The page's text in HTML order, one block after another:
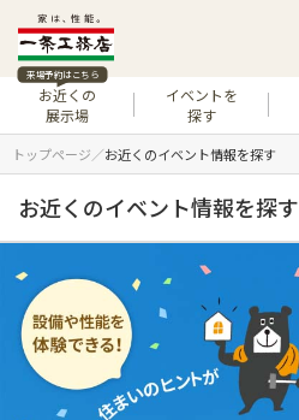
来場予約はこちら
お近くの
展示場
イベントを
探す
トップページ お近くのイベント情報を探す
お近くのイベント情報を探す